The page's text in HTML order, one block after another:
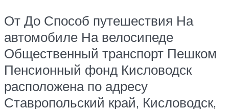
От До Способ путешествия На
автомобиле На велосипеде
Общественный транспорт Пешком
Пенсионный фонд Кисловодск
расположена по адресу
Ставропольский край, Кисловодск,